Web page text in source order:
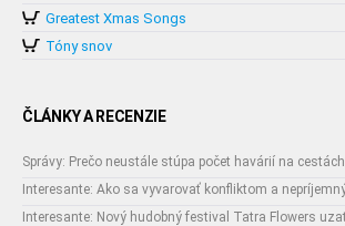
Greatest Xmas Songs
Tóny snov
ČLÁNKY A RECENZIE
Správy: Prečo neustále stúpa počet havárií na cestách